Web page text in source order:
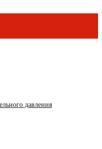
давления